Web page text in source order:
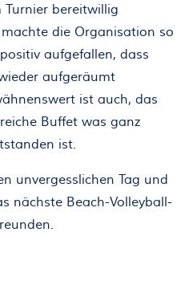
bereitwillig
die Organisation so
aufgefallen, dass
aufgeräumt
ist auch, das
Buffet was ganz
ist.
unvergesslichen Tag und
nächste Beach-Volleyball-